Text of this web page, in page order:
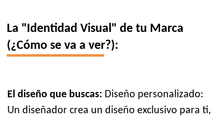
La "Identidad Visual" de tu Marca
(¿Cómo se va a ver?):
El diseño que buscas: Diseño personalizado:
Un diseñador crea un diseño exclusivo para ti,